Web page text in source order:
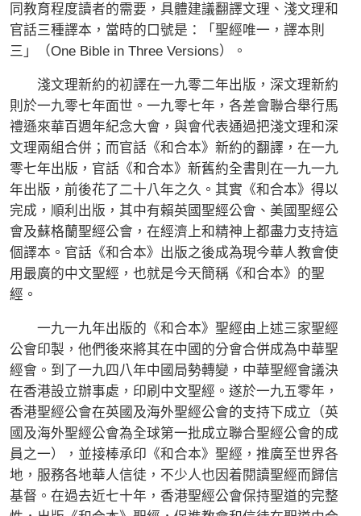
同教育程度讀者的需要，具體建議翻譯文理、淺文理和
官話三種譯本，當時的口號是：「聖經唯一，譯本則
三」（One Bible in Three Versions）。
淺文理新約的初譯在一九零二年出版，深文理新約
則於一九零七年面世。一九零七年，各差會聯合舉行馬
禮遜來華百週年紀念大會，與會代表通過把淺文理和深
文理兩組合併；而官話《和合本》新約的翻譯，在一九
零七年出版，官話《和合本》新舊約全書則在一九一九
年出版，前後花了二十八年之久。其實《和合本》得以
完成，順利出版，其中有賴英國聖經公會、美國聖經公
會及蘇格蘭聖經公會，在經濟上和精神上都盡力支持這
個譯本。官話《和合本》出版之後成為現今華人教會使
用最廣的中文聖經，也就是今天簡稱《和合本》的聖
經。
一九一九年出版的《和合本》聖經由上述三家聖經
公會印製，他們後來將其在中國的分會合併成為中華聖
經會。到了一九四八年中國局勢轉變，中華聖經會議決
在香港設立辦事處，印刷中文聖經。遂於一九五零年，
香港聖經公會在英國及海外聖經公會的支持下成立（英
國及海外聖經公會為全球第一批成立聯合聖經公會的成
員之一），並接棒承印《和合本》聖經，推廣至世界各
地，服務各地華人信徒，不少人也因着閱讀聖經而歸信
基督。在過去近七十年，香港聖經公會保持聖道的完整